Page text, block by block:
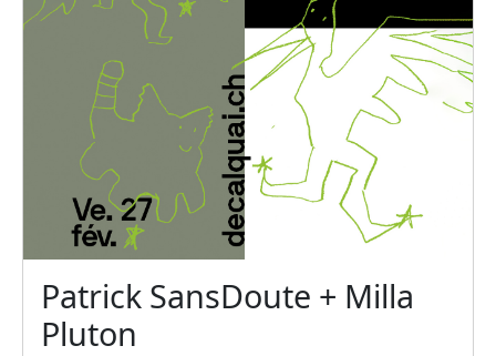
Patrick SansDoute + Milla
Pluton